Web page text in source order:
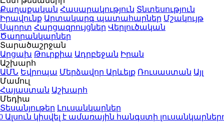
Քաղաքական Հասարակություն Տնտեսություն
Իրավունք Արտակարգ պատահարներ Մշակույթ
Սպորտ Հարցազրույցներ Վերլուծական
Ծաղրանկարներ
Տարածաշրջան
Արցախ Թուրքիա Ադրբեջան Իրան
Աշխարհ
ԱՄՆ Եվրոպա Մերձավոր Արևելք Ռուսաստան Այլ
Մամուլ
Հայաստան Աշխարհ
Մեդիա
Տեսանյութեր Լուսանկարներ
կիսվել է ամառային հանգստի լուսանկարներով